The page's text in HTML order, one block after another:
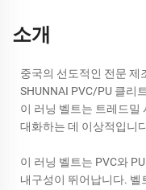
소개
중국의 선도적인 전문 제
SHUNNAI PVC/PU 클리
이 러닝 벨트는 트레드밀
대화하는 데 이상적입니
이 러닝 벨트는 PVC와
내구성이 뛰어납니다. 벨